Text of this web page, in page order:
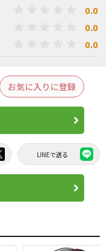
0.0
0.0
0.0
お気に入りに登録
LINEで送る